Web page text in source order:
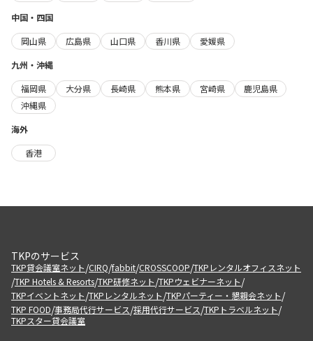
中国・四国
岡山県
広島県 山口県 香川県
愛媛県
九州・沖縄
福岡県
大分県 長崎県 熊本県 宮崎県
鹿児島県
沖縄県
海外
香港
TKPのサービス
TKP貸会議室ネット/CIRQ/fabbit/CROSSCOOP/TKPレンタルオフィスネット
/TKP Hotels & Resorts/TKP研修ネット/TKPウェビナーネット/
TKPイベントネット/TKPレンタルネット/TKPパーティー・懇親会ネット/
TKP FOOD/事務局代行サービス/採用代行サービス/TKPトラベルネット/
TKPスター貸会議室